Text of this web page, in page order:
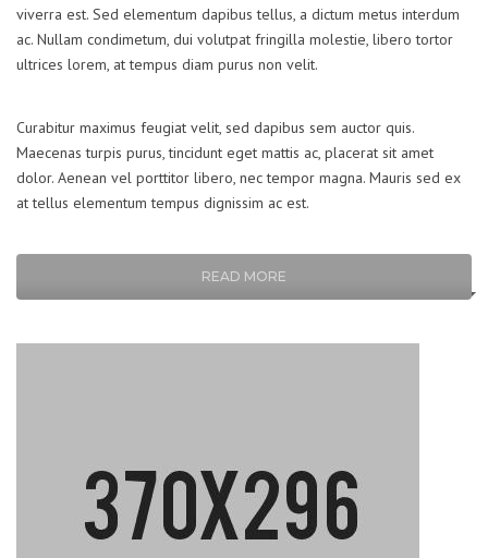
viverra est. Sed elementum dapibus tellus, a dictum metus interdum
ac. Nullam condimetum, dui volutpat fringilla molestie, libero tortor
ultrices lorem, at tempus diam purus non velit.
Curabitur maximus feugiat velit, sed dapibus sem auctor quis.
Maecenas turpis purus, tincidunt eget mattis ac, placerat sit amet
dolor. Aenean vel porttitor libero, nec tempor magna. Mauris sed ex
at tellus elementum tempus dignissim ac est.
READ MORE